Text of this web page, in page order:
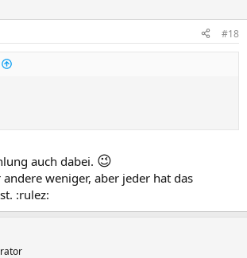
#18
auch dabei. 😉
weniger, aber jeder hat das
:rulez: